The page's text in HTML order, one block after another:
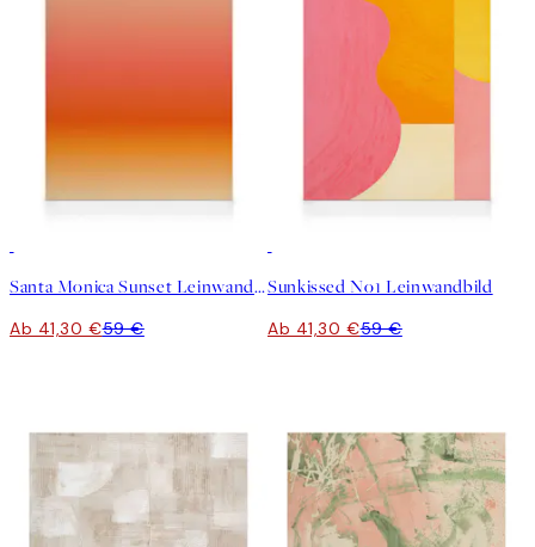
Santa Monica Sunset Leinwandbild
Ab 41,30 €59 €
Sunkissed No1 Leinwandbild
Ab 41,30 €59 €